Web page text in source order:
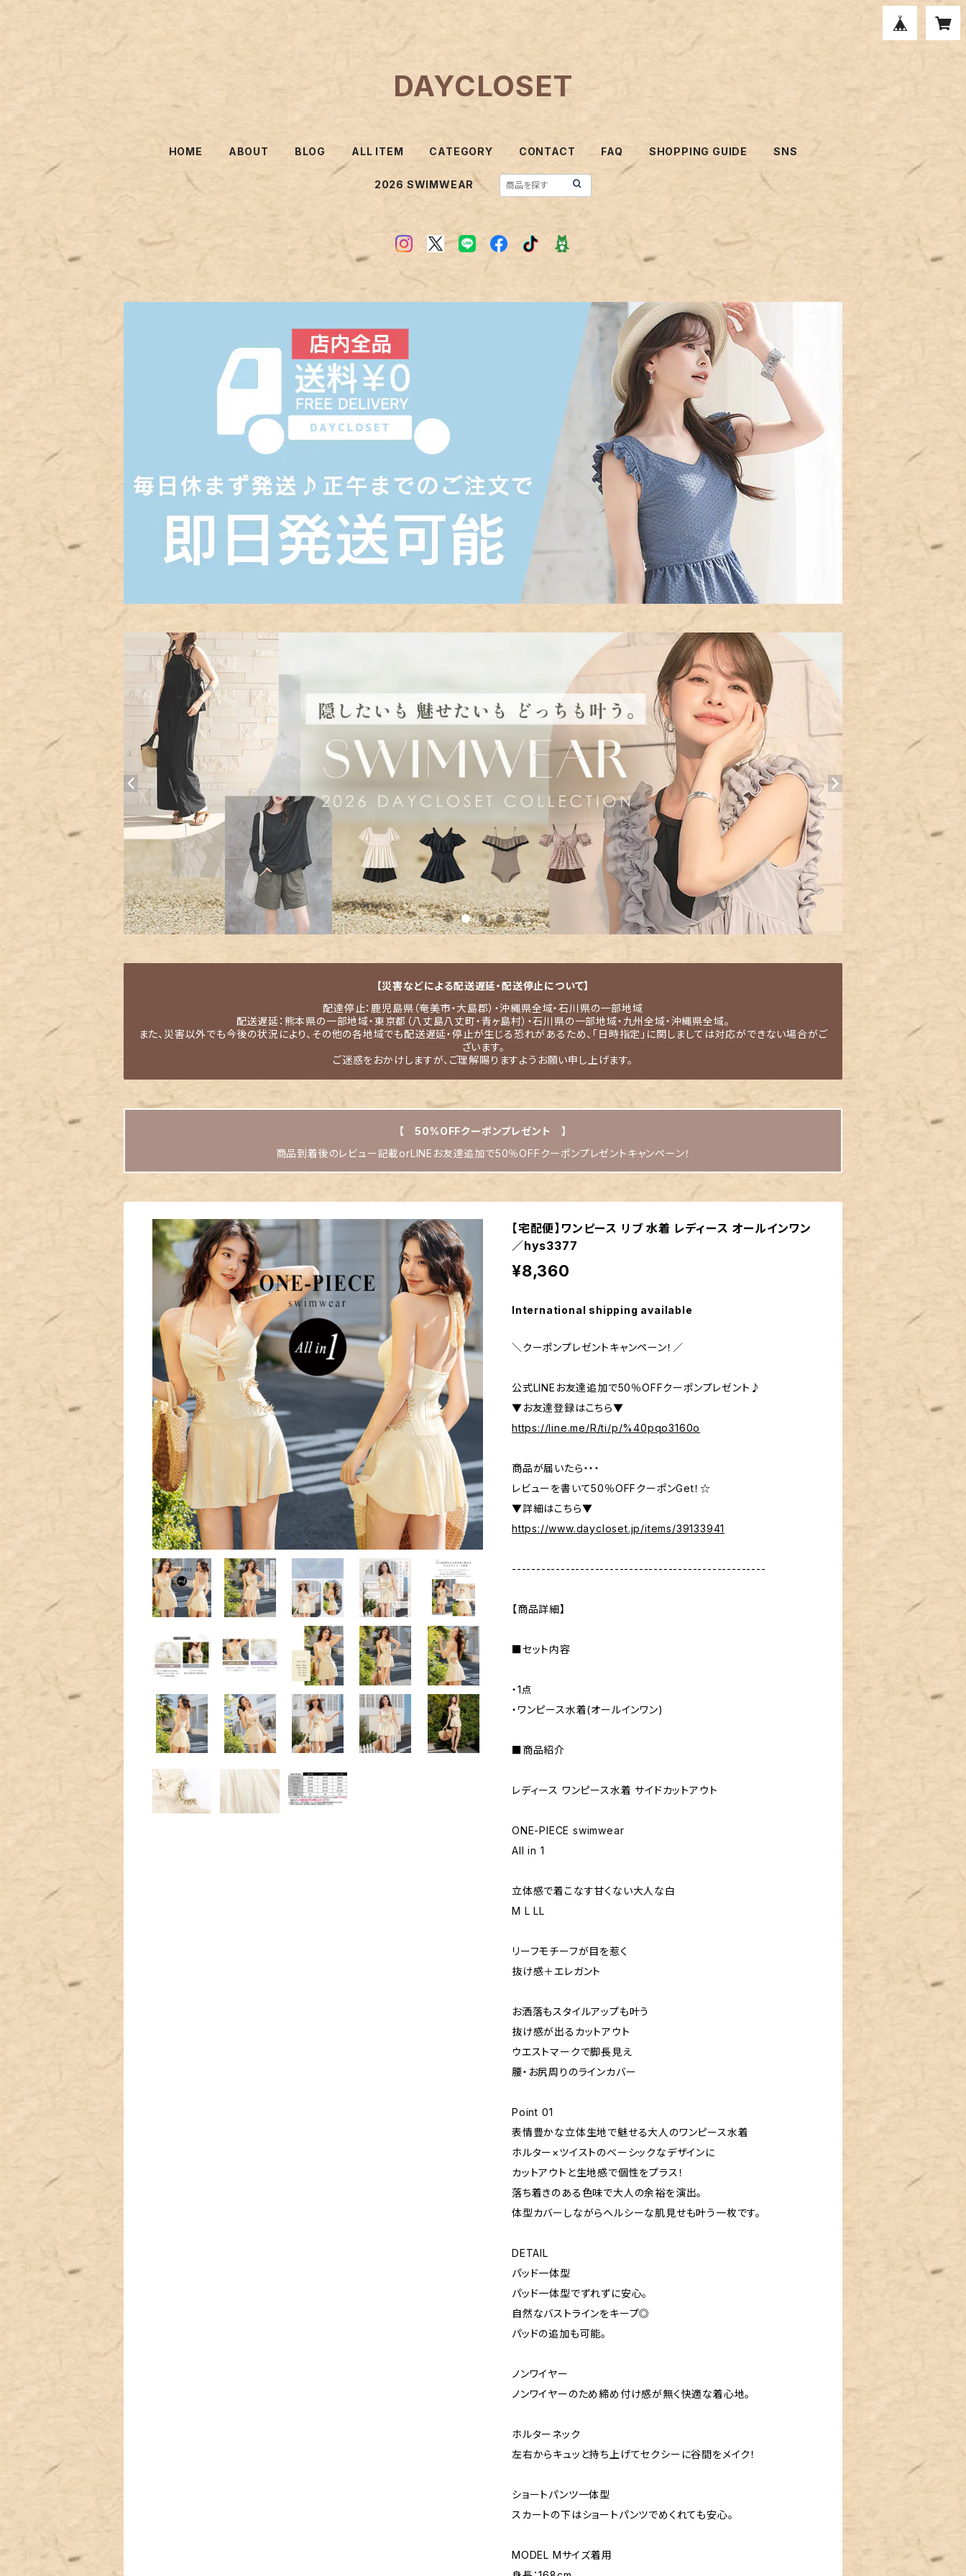
DAYCLOSET
HOME ABOUT BLOG ALL ITEM CATEGORY CONTACT FAQ SHOPPING GUIDE SNS
2026 SWIMWEAR
【災害などによる配送遅延・配送停止について】
配達停止：鹿児島県（奄美市・大島郡）・沖縄県全域・石川県の一部地域
配送遅延：熊本県の一部地域・東京都（八丈島八丈町・青ヶ島村）・石川県の一部地域・九州全域・沖縄県全域。
また、災害以外でも今後の状況により、その他の各地域でも配送遅延・停止が生じる恐れがあるため、「日時指定」に関しましては対応ができない場合がご
ざいます。
ご迷惑をおかけしますが、ご理解賜りますようお願い申し上げます。
【 50%OFFクーポンプレゼント 】
商品到着後のレビュー記載orLINEお友達追加で50％OFFクーポンプレゼントキャンペーン！
【宅配便】ワンピース リブ 水着 レディース オールインワン
／hys3377
¥8,360
International shipping available
＼クーポンプレゼントキャンペーン！／
公式LINEお友達追加で50％OFFクーポンプレゼント♪
▼お友達登録はこちら▼
https://line.me/R/ti/p/%40pqo3160o
商品が届いたら・・・
レビューを書いて50％OFFクーポンGet！☆
▼詳細はこちら▼
https://www.daycloset.jp/items/39133941
----------------------------------------------------
【商品詳細】
■セット内容
・1点
・ワンピース水着(オールインワン)
■商品紹介
レディース ワンピース水着 サイドカットアウト
ONE-PIECE swimwear
All in 1
立体感で着こなす甘くない大人な白
M L LL
リーフモチーフが目を惹く
抜け感＋エレガント
お洒落もスタイルアップも叶う
抜け感が出るカットアウト
ウエストマークで脚長見え
腰・お尻周りのラインカバー
Point 01
表情豊かな立体生地で魅せる大人のワンピース水着
ホルター×ツイストのベーシックなデザインに
カットアウトと生地感で個性をプラス！
落ち着きのある色味で大人の余裕を演出。
体型カバーしながらヘルシーな肌見せも叶う一枚です。
DETAIL
パッド一体型
パッド一体型でずれずに安心。
自然なバストラインをキープ◎
パッドの追加も可能。
ノンワイヤー
ノンワイヤーのため締め付け感が無く快適な着心地。
ホルターネック
左右からキュッと持ち上げてセクシーに谷間をメイク！
ショートパンツ一体型
スカートの下はショートパンツでめくれても安心。
MODEL Mサイズ着用